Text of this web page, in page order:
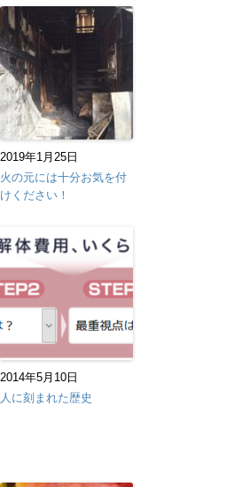
2019年1月25日
火の元には十分お気を付
けください！
2014年5月10日
人に刻まれた歴史